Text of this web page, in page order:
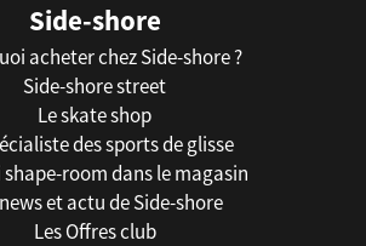
Side-shore
acheter chez Side-shore ?
Side-shore street
Le skate shop
des sports de glisse
shape-room dans le magasin
et actu de Side-shore
Les Offres club